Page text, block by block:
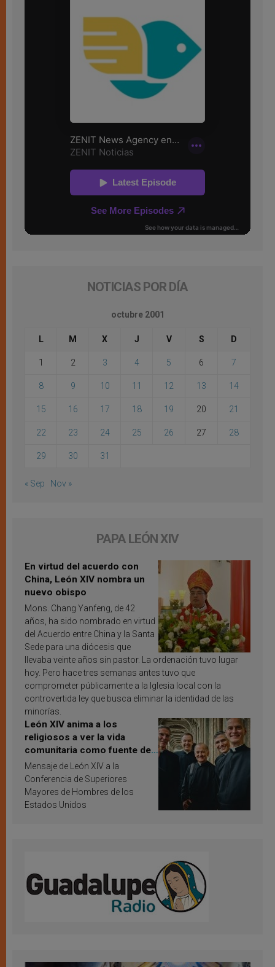
NOTICIAS POR DÍA
octubre 2001
L M X J V S D
1 2 3 4 5 6 7
8 9 10 11 12 13 14
15 16 17 18 19 20 21
22 23 24 25 26 27 28
29 30 31
« Sep Nov »
PAPA LEÓN XIV
En virtud del acuerdo con
China, León XIV nombra un
nuevo obispo
Mons. Chang Yanfeng, de 42
años, ha sido nombrado en virtud
del Acuerdo entre China y la Santa
Sede para una diócesis que
llevaba veinte años sin pastor. La ordenación tuvo lugar
hoy. Pero hace tres semanas antes tuvo que
comprometer públicamente a la Iglesia local con la
controvertida ley que busca eliminar la identidad de las
minorías.
León XIV anima a los
religiosos a ver la vida
comunitaria como fuente de
inspiración y santificación
Mensaje de León XIV a la
Conferencia de Superiores
Mayores de Hombres de los
Estados Unidos